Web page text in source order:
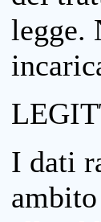
legge.
I dati